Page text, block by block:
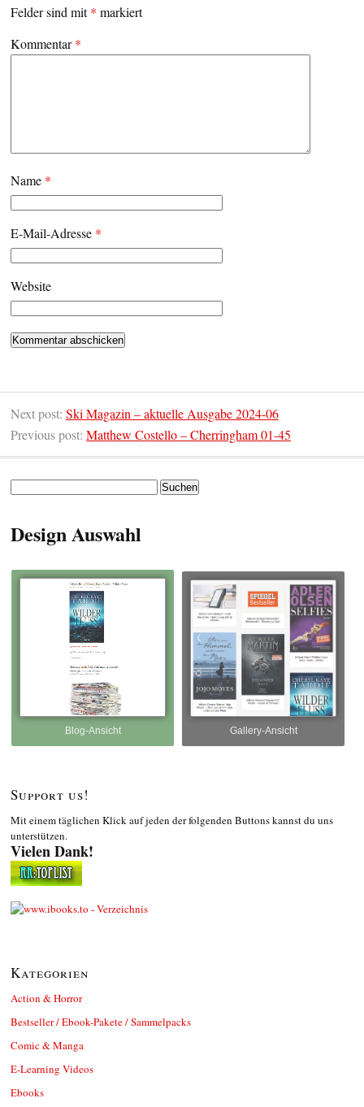
Felder sind mit* markiert
Kommentar*
Name *
E-Mail-Adresse *
Website
Next post: Ski Magazin – aktuelle Ausgabe 2024-06
Previous post: Matthew Costello – Cherringham 01-45
Design Auswahl
Blog-Ansicht Gallery-Ansicht
Support us!
Mit einem täglichen Klick auf jeden der folgenden Buttons kannst du uns
unterstützen.
Vielen Dank!
Kategorien
Action & Horror
Bestseller / Ebook-Pakete / Sammelpacks
Comic & Manga
E-Learning Videos
Ebooks